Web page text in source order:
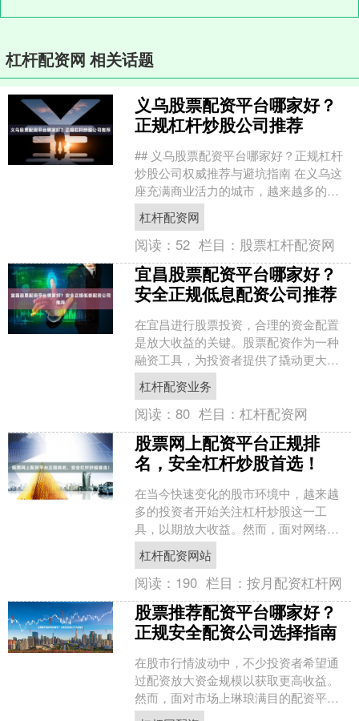
杠杆配资网 相关话题
义乌股票配资平台哪家好？
正规杠杆炒股公司推荐
## 义乌股票配资平台哪家好？正规杠杆
炒股公司权威推荐与避坑指南 在义乌这
座充满商业活力的城市，越来越多的投
资者开始关注股票配资这一杠杆工具，
希望通过放大资金来....
杠杆配资网
阅读： 52 栏目： 股票杠杆配资网
宜昌股票配资平台哪家好？
安全正规低息配资公司推荐
在宜昌进行股票投资，合理的资金配置
是放大收益的关键。股票配资作为一种
融资工具，为投资者提供了撬动更大资
金的途径。然而，面对市场上众多的配
资平台，如何选择一家**....
杠杆配资业务
阅读：80 栏目：杠杆配资网
股票网上配资平台正规排
名，安全杠杆炒股首选！
在当今快速变化的股市环境中，越来越
多的投资者开始关注杠杆炒股这一工
具，以期放大收益。然而，面对网络上
琳琅满目的配资平台，如何选择正规、
安全的平台成为投资者首要考....
杠杆配资网站
阅读： 190 栏目：按月配资杠杆网
股票推荐配资平台哪家好？
正规安全配资公司选择指南
在股市行情波动中，不少投资者希望通
过配资放大资金规模以获取更高收益。
然而，面对市场上琳琅满目的配资平
台，如何选择一家正规、安全的配资公